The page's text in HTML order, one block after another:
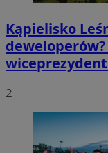
Kąpielisko
2